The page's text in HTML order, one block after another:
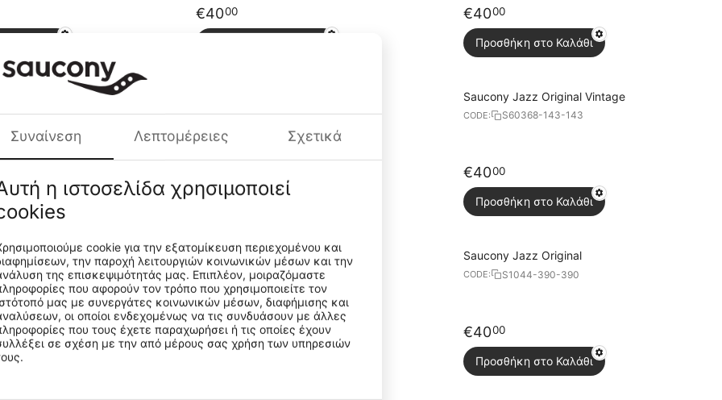
Καλάθι
€4000 €4000
Προσθήκη στο Καλάθι
Vintage
25-25
Καλάθι
CODE: S60368-24-24
Προσθήκη στο Καλάθι
Saucony Jazz Original Vintage
CODE: S60368-143-143
€4000
Προσθήκη στο Καλάθι
Original Vintage
1-1
Καλάθι
Saucony Shadow Original
CODE: S1108-689-689
€4000
Saucony Jazz Original
CODE: S1044-390-390
€4000
Προσθήκη στο Καλάθι
Συναίνεση Λεπτομέρειες Σχετικά
η ιστοσελίδα χρησιμοποιεί
cookie για την εξατομίκευση περιεχομένου και
την παροχή λειτουργιών κοινωνικών μέσων και την
της επισκεψιμότητάς μας. Επιπλέον, μοιραζόμαστε
που αφορούν τον τρόπο που χρησιμοποιείτε τον
μας με συνεργάτες κοινωνικών μέσων, διαφήμισης και
οι οποίοι ενδεχομένως να τις συνδυάσουν με άλλες
που τους έχετε παραχωρήσει ή τις οποίες έχουν
σε σχέση με την από μέρους σας χρήση των υπηρεσιών
Necessary Cookies 3
Functional Cookies 3
Targeting Cookies